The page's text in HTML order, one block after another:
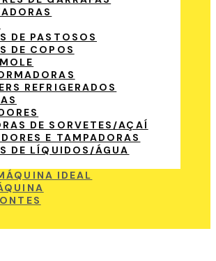
DE PASTOSOS
DE COPOS
REFRIGERADOS
DE SORVETES/AÇAÍ
E TAMPADORAS
DE LÍQUIDOS/ÁGUA
IDEAL